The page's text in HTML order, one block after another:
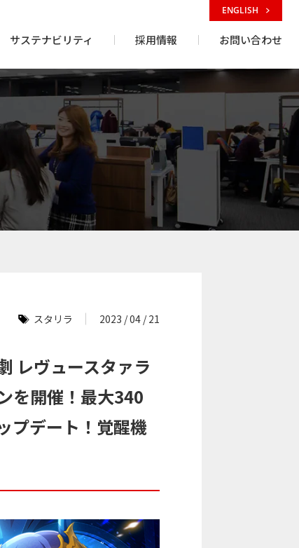
サステナビリティ 採用情報 お問い合わせ
ENGLISH
スタリラ 2023 / 04 / 21
レヴュースタァラ
を開催！最大340
プデート！覚醒機